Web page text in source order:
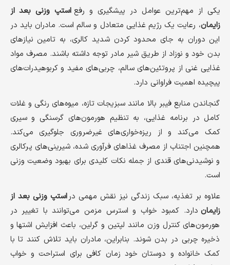
یکی از مهم‌ترین عوامل در پیشگیری و رفع استپ وزنی بعد از
زایمان، رعایت یک رژیم غذایی متعادل و سالم است. مادران باید در
این دوران به جای محدود کردن شدید کالری، به تامین نیازهای
بدن خود و نوزاد از طریق شیر مادر توجه داشته باشند. مصرف مواد
غذایی غنی از پروتئین‌های سالم، چربی‌های مفید و کربوهیدرات‌های
پیچیده اهمیت فراوانی دارد.
گنجاندن منابع فیبر بالا مانند سبزیجات تازه، میوه‌های رنگی و غلات
کامل در برنامه غذایی، به تنظیم هورمون‌های گرسنگی و سیری
کمک می‌کند و از ریزه‌خواری‌های غیرضروری جلوگیری می‌کند.
همچنین اجتناب از مصرف غذاهای فرآوری شده، شیرینی‌های پرکالری
و نوشیدنی‌های قندی از جمله نکات کلیدی برای بهبود وضعیت وزنی
است.
علاوه بر تغذیه، سبک زندگی نیز نقش مهمی در استپ وزنی بعد از
زایمان دارد. کمبود خواب و استرس مزمن می‌توانند با تغییر در
هورمون‌های کنترل وزن مانند لپتین و گرلین، باعث افزایش اشتها و
ذخیره چربی در بدن شوند. بنابراین، مادران باید تلاش کنند تا با
کمک خانواده و دوستان خود زمان کافی برای استراحت و خواب